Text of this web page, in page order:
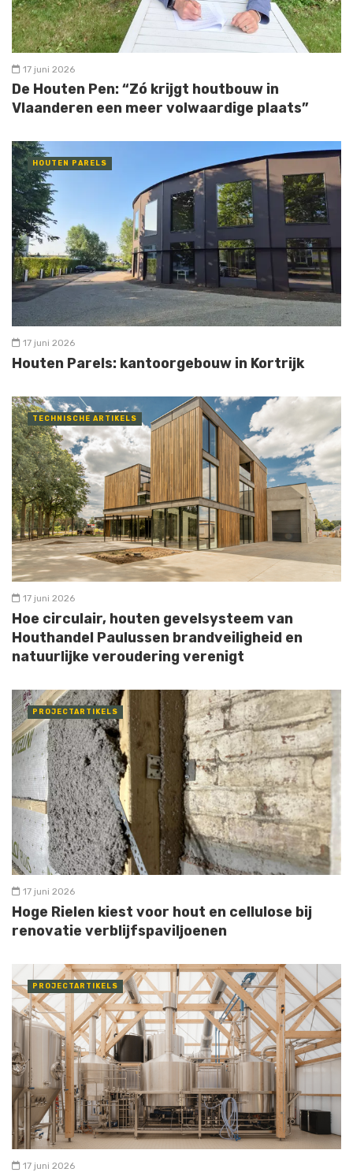
17 juni 2026
De Houten Pen: “Zó krijgt houtbouw in
Vlaanderen een meer volwaardige plaats”
HOUTEN PARELS
17 juni 2026
Houten Parels: kantoorgebouw in Kortrijk
TECHNISCHE ARTIKELS
17 juni 2026
Hoe circulair, houten gevelsysteem van
Houthandel Paulussen brandveiligheid en
natuurlijke veroudering verenigt
PROJECTARTIKELS
17 juni 2026
Hoge Rielen kiest voor hout en cellulose bij
renovatie verblijfspaviljoenen
PROJECTARTIKELS
17 juni 2026